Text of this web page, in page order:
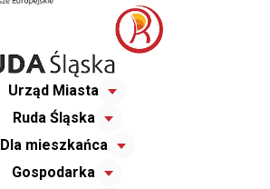
Urząd Miasta
Ruda Śląska
Dla mieszkańca
Gospodarka